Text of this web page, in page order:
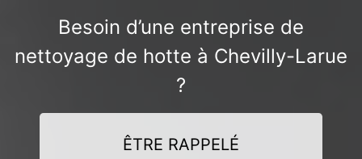
Besoin d’une entreprise de
nettoyage de hotte à Chevilly-Larue
?
ÊTRE RAPPELÉ